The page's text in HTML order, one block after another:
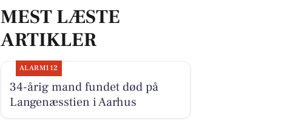
MEST LÆSTE
ARTIKLER
ALARM112
34-årig mand fundet død på
Langenæsstien i Aarhus